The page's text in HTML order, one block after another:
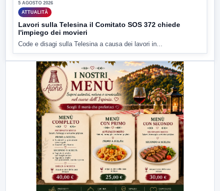
5 AGOSTO 2026
ATTUALITÀ
Lavori sulla Telesina il Comitato SOS 372 chiede
l'impiego dei movieri
Code e disagi sulla Telesina a causa dei lavori in...